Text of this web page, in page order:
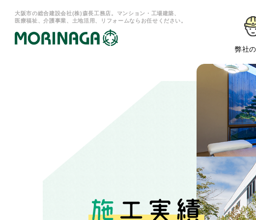
大阪市の総合建設会社(株)森長工務店。マンション・工場建築、
医療福祉、介護事業、土地活用、リフォームならお任せください。
弊社